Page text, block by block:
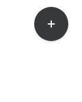
Toggle
Sliding
Bar